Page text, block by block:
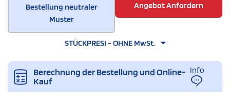
Bestellung neutraler
Muster
Angebot Anfordern
STÜCKPRESI - OHNE MwSt.
Berechnung der Bestellung und Online-
Kauf
Info